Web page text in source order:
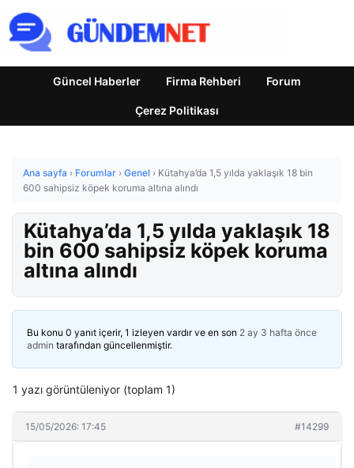
Güncel Haberler Firma Rehberi Forum
Çerez Politikası
Ana sayfa › Forumlar › Genel › Kütahya’da 1,5 yılda yaklaşık 18 bin
600 sahipsiz köpek koruma altına alındı
Kütahya’da 1,5 yılda yaklaşık 18
bin 600 sahipsiz köpek koruma
altına alındı
Bu konu 0 yanıt içerir, 1 izleyen vardır ve en son 2 ay 3 hafta önce
admin tarafından güncellenmiştir.
1 yazı görüntüleniyor (toplam 1)
15/05/2026: 17:45 #14299